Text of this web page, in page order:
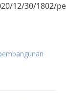
12/30/1802/